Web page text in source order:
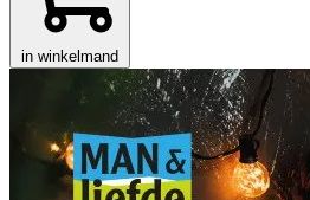
in winkelmand